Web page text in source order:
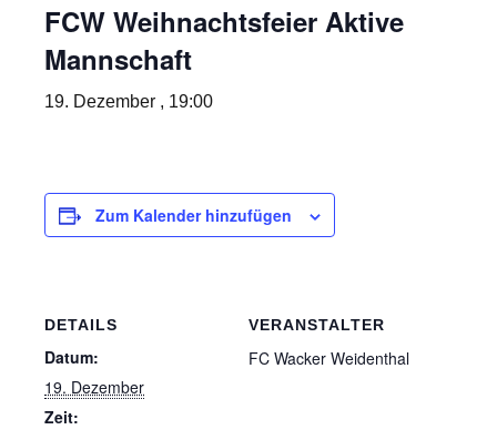
FCW Weihnachtsfeier Aktive
Mannschaft
19. Dezember , 19:00
Zum Kalender hinzufügen
DETAILS
Datum:
19. Dezember
Zeit:
VERANSTALTER
FC Wacker Weidenthal